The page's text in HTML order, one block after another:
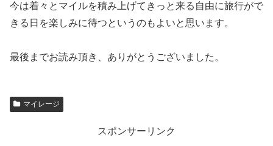
今は着々とマイルを積み上げてきっと来る自由に旅行がで
きる日を楽しみに待つというのもよいと思います。
最後までお読み頂き、ありがとうございました。
マイレージ
スポンサーリンク